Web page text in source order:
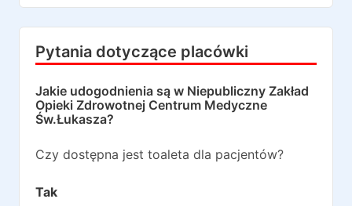
Pytania dotyczące placówki
Jakie udogodnienia są w Niepubliczny Zakład
Opieki Zdrowotnej Centrum Medyczne
Św.Łukasza?
Czy dostępna jest toaleta dla pacjentów?
Tak